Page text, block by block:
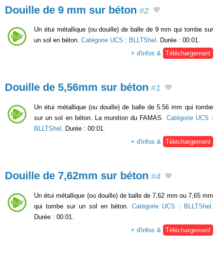
Douille de 9 mm sur béton #2
Un étui métallique (ou douille) de balle de 9 mm qui tombe sur
un sol en béton. Catégorie UCS : BLLTShel . Durée : 00:01.
+ d'infos & Téléchargement
Douille de 5,56mm sur béton #1
Un étui métallique (ou douille) de balle de 5.56 mm qui tombe
sur un sol en béton. La munition du FAMAS. Catégorie UCS :
BLLTShel
. Durée : 00:01.
+ d'infos &
Téléchargement
Douille de 7,62mm sur béton #4
Un étui métallique (ou douille) de balle de 7,62 mm ou 7,65 mm
qui tombe sur un sol en béton. Catégorie UCS : BLLTShel
Durée : 00:01.
+ d'infos &
Téléchargement